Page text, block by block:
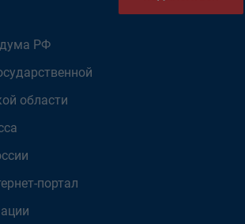
дума РФ
области
портал